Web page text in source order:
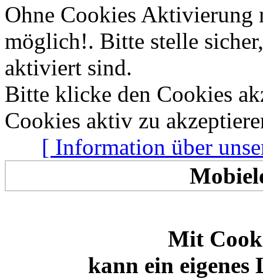
Allen
Frischen Wind
Ohne Cookies Aktivierung
möglich!. Bitte stelle
aktiviert sind.
Bitte klicke den Cookies
Cookies aktiv zu
[ Information über
Mit
kann ein